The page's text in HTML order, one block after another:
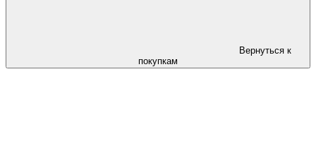
Вернуться к
покупкам